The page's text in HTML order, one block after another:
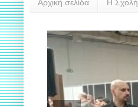
Αρχική σελίδα Η Σχολή